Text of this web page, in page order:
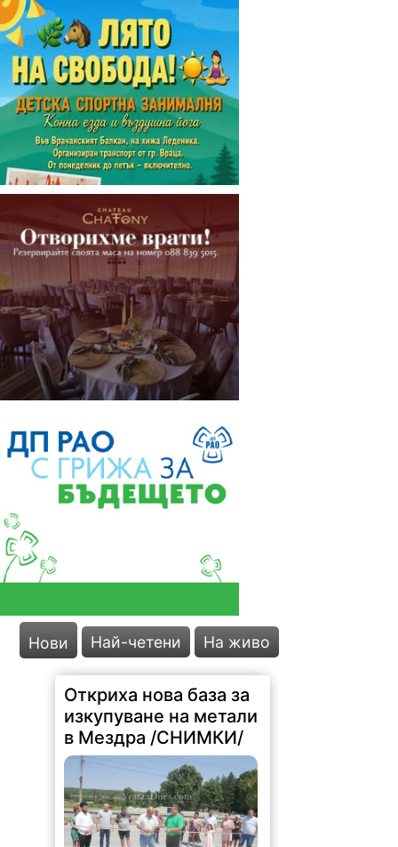
Нови Най-четени На живо
Откриха нова база за
изкупуване на метали
в Мездра /СНИМКИ/